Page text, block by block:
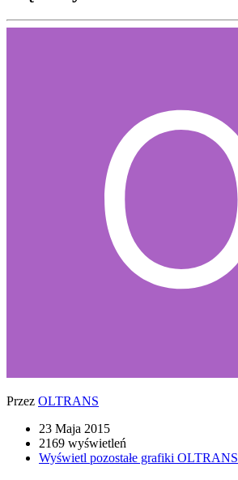
Przez OLTRANS
23 Maja 2015
2169 wyświetleń
Wyświetl pozostałe grafiki OLTRANS